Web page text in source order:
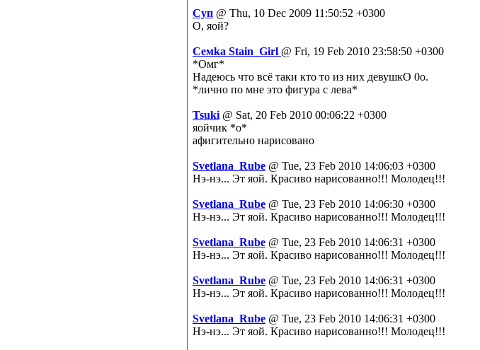
Суп @ Thu, 10 Dec 2009 11:50:52 +0300
О, яой?
Семka Stain_Girl @ Fri, 19 Feb 2010 23:58:50 +0300
*Омг*
Надеюсь что всё таки кто то из них девушкО 0о.
*лично по мне это фигура с лева*
Tsuki @ Sat, 20 Feb 2010 00:06:22 +0300
яойчик *о*
афигительно нарисовано
Svetlana_Rube @ Tue, 23 Feb 2010 14:06:03 +0300
Нэ-нэ... Эт яой. Красиво нарисованно!!! Молодец!!!
Svetlana_Rube @ Tue, 23 Feb 2010 14:06:30 +0300
Нэ-нэ... Эт яой. Красиво нарисованно!!! Молодец!!!
Svetlana_Rube @ Tue, 23 Feb 2010 14:06:31 +0300
Нэ-нэ... Эт яой. Красиво нарисованно!!! Молодец!!!
Svetlana_Rube @ Tue, 23 Feb 2010 14:06:31 +0300
Нэ-нэ... Эт яой. Красиво нарисованно!!! Молодец!!!
Svetlana_Rube @ Tue, 23 Feb 2010 14:06:31 +0300
Нэ-нэ... Эт яой. Красиво нарисованно!!! Молодец!!!